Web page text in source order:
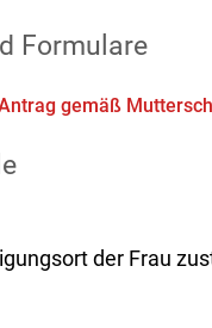
Formulare
gemäß
der Frau